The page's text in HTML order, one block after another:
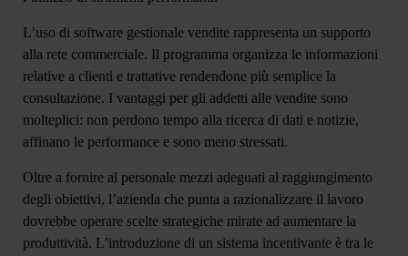
L’uso di software gestionale vendite rappresenta un supporto
alla rete commerciale. Il programma organizza le informazioni
relative a clienti e trattative rendendone più semplice la
consultazione. I vantaggi per gli addetti alle vendite sono
molteplici: non perdono tempo alla ricerca di dati e notizie,
affinano le performance e sono meno stressati.
Oltre a fornire al personale mezzi adeguati al raggiungimento
degli obiettivi, l’azienda che punta a razionalizzare il lavoro
dovrebbe operare scelte strategiche mirate ad aumentare la
produttività. L’introduzione di un sistema incentivante è tra le